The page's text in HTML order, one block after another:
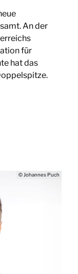
An der
für
hat das
© Johannes Puch